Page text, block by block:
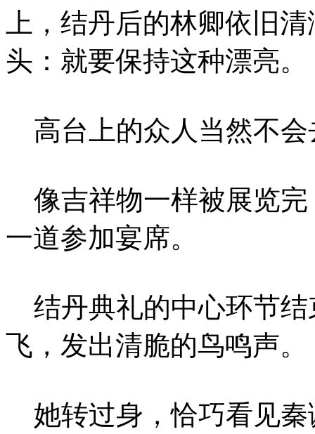
上，结丹后的林卿依旧
头：就要保持这种漂亮。
高台上的众人当然不会
像吉祥物一样被展览完
一道参加宴席。
结丹典礼的中心环节结
飞，发出清脆的鸟鸣声。
她转过身，恰巧看见秦